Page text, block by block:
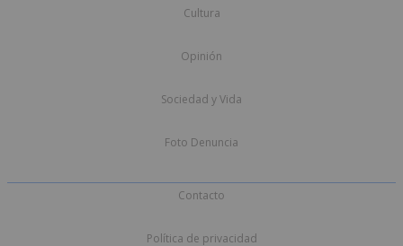
Cultura
Opinión
Sociedad y Vida
Foto Denuncia
Contacto
Política de privacidad